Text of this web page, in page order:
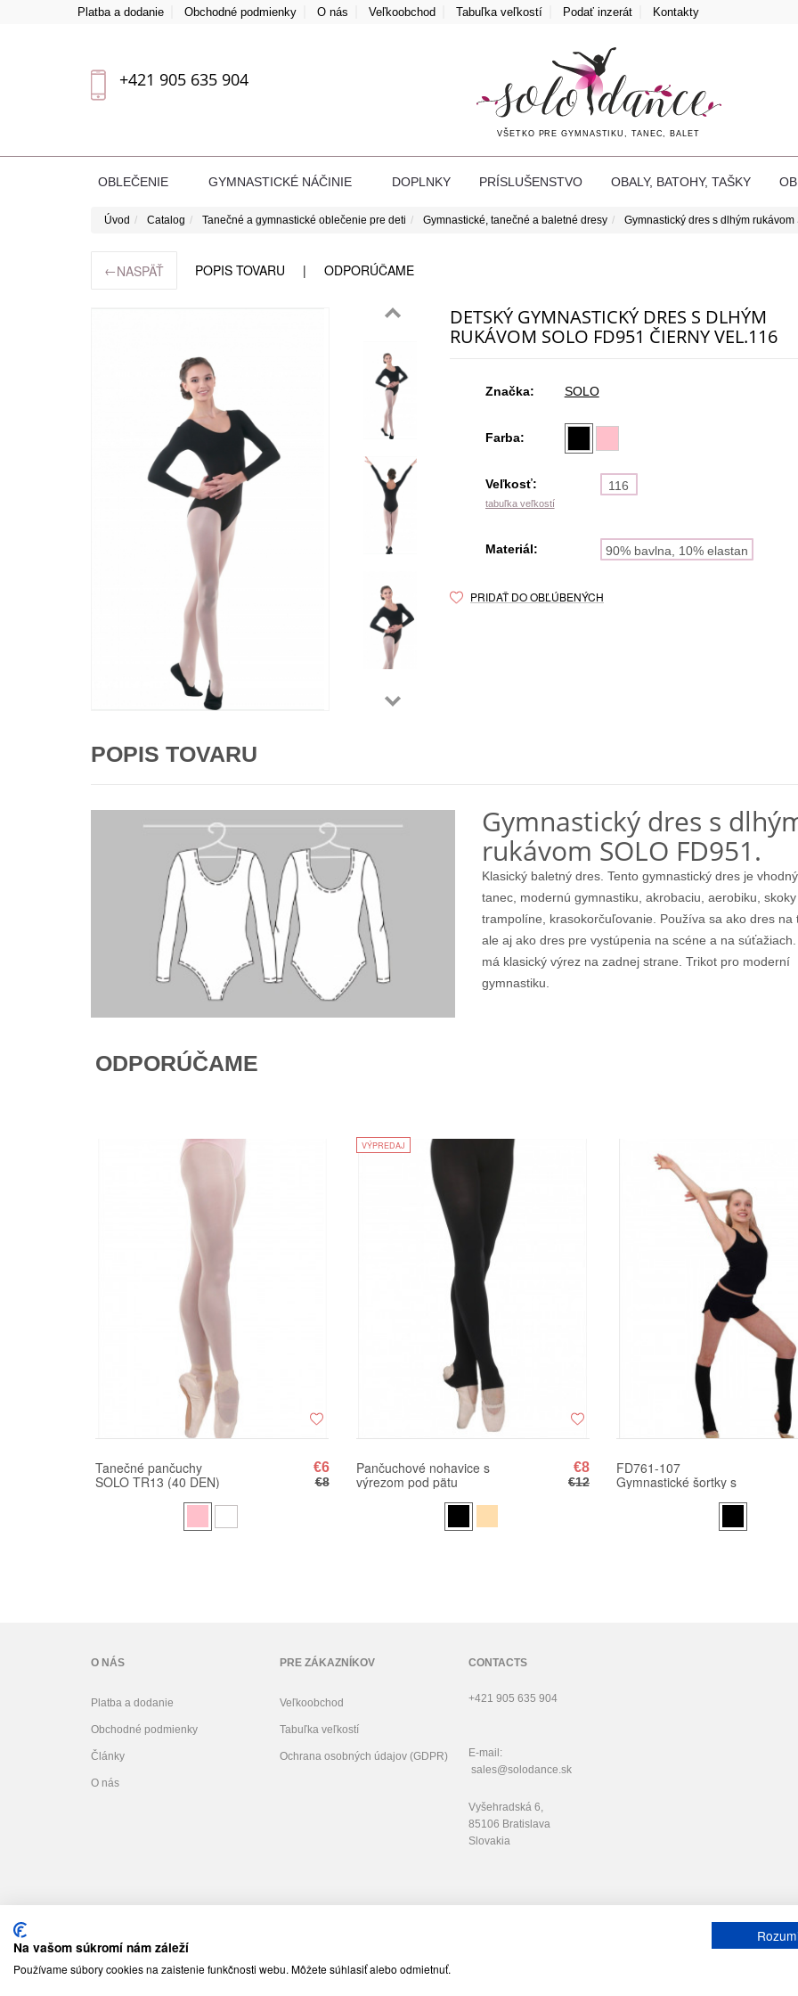
Platba a dodanie Obchodné podmienky O nás Veľkoobchod Tabuľka veľkostí Podať inzerát Kontakty
+421 905 635 904
VŠETKO PRE GYMNASTIKU, TANEC, BALET
OBLEČENIE GYMNASTICKÉ NÁČINIE DOPLNKY PRÍSLUŠENSTVO OBALY, BATOHY, TAŠKY
Úvod Catalog Tanečné a gymnastické oblečenie pre deti Gymnastické, tanečné a baletné dresy Gymnastický dres s dlhým rukávom
←NASPÄŤ POPIS TOVARU ODPORÚČAME
DETSKÝ GYMNASTICKÝ DRES S DLHÝM
RUKÁVOM SOLO FD951 ČIERNY VEL.116
Značka: SOLO
Farba:
Veľkosť:
tabuľka veľkostí
116
Materiál: 90% bavlna, 10% elastan
PRIDAŤ DO OBĽÚBENÝCH
POPIS TOVARU
Gymnastický dres s
rukávom SOLO FD951.
Klasický baletný dres. Tento gymnastický dres je
tanec, modernú gymnastiku, akrobaciu, aerobiku,
trampolíne, krasokorčuľovanie. Používa sa ako dres na
ale aj ako dres pre vystúpenia na scéne a na
má klasický výrez na zadnej strane. Trikot pro moderní
gymnastiku.
ODPORÚČAME
Tanečné pančuchy
SOLO TR13 (40 DEN)
€6
€8
VÝPREDAJ
Pančuchové nohavice s
výrezom pod pätu
€8
€12
FD761-107
Gymnastické šortky s
O NÁS
Platba a dodanie
Obchodné podmienky
Články
O nás
PRE ZÁKAZNÍKOV
Veľkoobchod
Tabuľka veľkostí
Ochrana osobných údajov (GDPR)
CONTACTS
+421 905 635 904
E-mail:
sales@solodance.sk
Vyšehradská 6,
85106 Bratislava
Slovakia
Na vašom súkromí nám záleží
Používame súbory cookies na zaistenie funkčnosti webu. Môžete súhlasiť alebo odmietnuť.